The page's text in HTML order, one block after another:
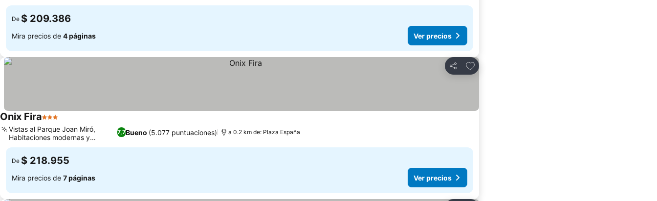
De $ 209.386
Mira precios de 4 páginas Ver precios
Compartir
Agregar a favoritos
Onix Fira3 Estrellas
7,7Bueno (5.077 puntuaciones)
Vistas al Parque Joan Miró,
Habitaciones modernas y
renovadas
a 0.2 km de: Plaza España
De $ 218.955
Mira precios de 7 páginas Ver precios